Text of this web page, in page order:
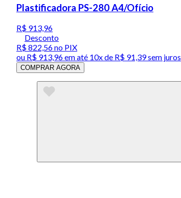
Plastificadora PS-280 A4/Ofício
R$ 913,96
Desconto
R$ 822,56no PIX
ou R$ 913,96em até 10x de R$ 91,39 sem juros
COMPRAR AGORA